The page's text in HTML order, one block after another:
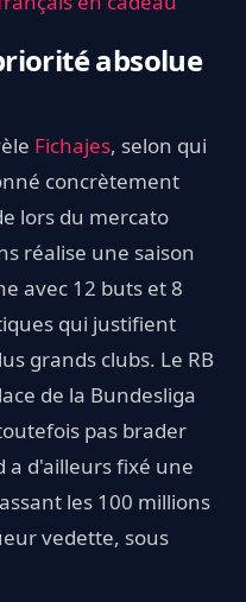
absolue
Fichajes, selon qui
concrètement
lors du mercato
réalise une saison
avec 12 buts et 8
qui justifient
grands clubs. Le RB
de la Bundesliga
pas brader
a d'ailleurs fixé une
les 100 millions
vedette, sous